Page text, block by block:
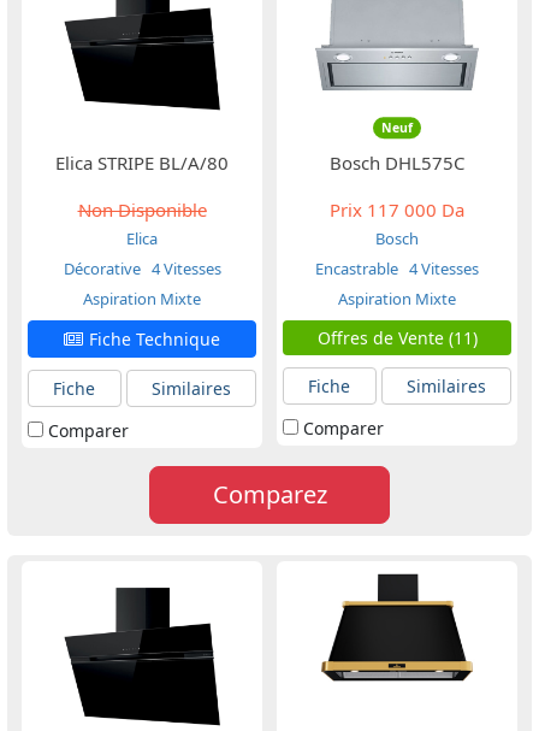
Elica STRIPE BL/A/80
Non Disponible
Elica
Décorative 4 Vitesses
Aspiration Mixte
Fiche Technique
Fiche
Similaires
Comparer
Neuf
Bosch DHL575C
Prix 117 000 Da
Bosch
Encastrable 4 Vitesses
Aspiration Mixte
Offres de Vente (11)
Fiche
Similaires
Comparer
Comparez